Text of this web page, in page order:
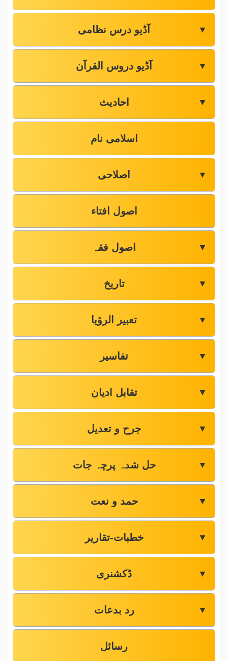
آڈیو درس نظامی ▼
آڈیو دروس القرآن ▼
احادیث ▼
اسلامی نام
اصلاحی ▼
اصول افتاء
اصول فقہ ▼
تاریخ ▼
تعبیر الرؤیا ▼
تفاسیر ▼
تقابل ادیان ▼
جرح و تعدیل ▼
حل شدہ پرچہ جات ▼
حمد و نعت ▼
خطبات-تقاریر ▼
ڈکشنری ▼
رد بدعات ▼
رسائل